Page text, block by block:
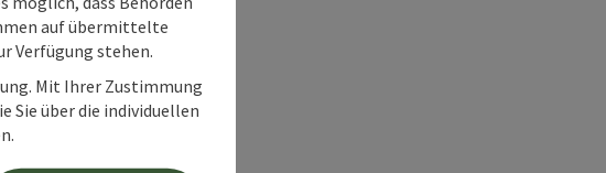
der Nähe
auf übermittelte
Verfügung stehen.
Mit Ihrer Zustimmung
Sie über die individuellen